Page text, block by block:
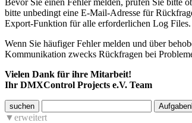
bitte unbedingt eine E-Mail-Adresse für
Export-Funktion für alle erforderlichen Log
Wenn Sie häufiger Fehler melden und über
Kommunikation zwecks Rückfragen bei
Vielen Dank für ihre Mitarbeit!
Ihr DMXControl Projects e.V. Team
suchen
erweitert